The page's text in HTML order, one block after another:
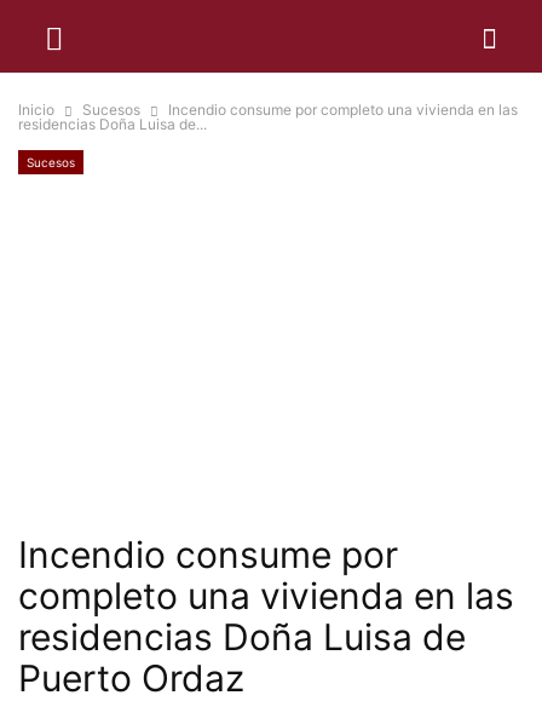
Inicio Sucesos
Incendio consume por completo una vivienda en las
residencias Doña Luisa de...
Sucesos
Incendio consume por
completo una vivienda en las
residencias Doña Luisa de
Puerto Ordaz